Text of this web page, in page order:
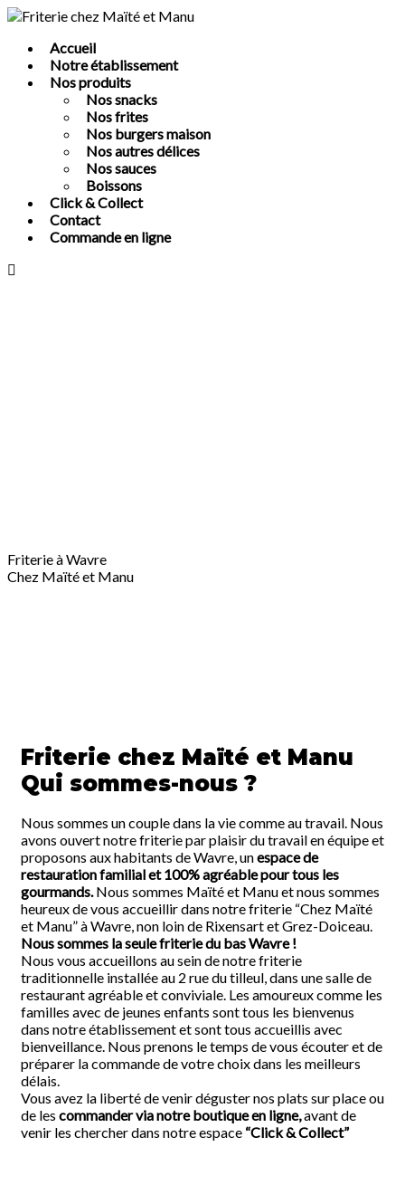
Accueil
Notre établissement
Nos produits
Nos snacks
Nos frites
Nos burgers maison
Nos autres délices
Nos sauces
Boissons
Click & Collect
Contact
Commande en ligne
Friterie à Wavre
Chez Maïté et Manu
Friterie chez Maïté et Manu
Qui sommes-nous ?
Nous sommes un couple dans la vie comme au travail. Nous
avons ouvert notre friterie par plaisir du travail en équipe et
proposons aux habitants de Wavre, unespace de
restauration familial et 100% agréable pour tous les
gourmands.Nous sommes Maïté et Manu et nous sommes
heureux de vous accueillir dans notre friterie “Chez Maïté
et Manu” à Wavre, non loin de Rixensart et Grez-Doiceau.
Nous sommes la seule friterie du bas Wavre !
Nous vous accueillons au sein de notre friterie
traditionnelle installée au 2 rue du tilleul, dans une salle de
restaurant agréable et conviviale. Les amoureux comme les
familles avec de jeunes enfants sont tous les bienvenus
dans notre établissement et sont tous accueillis avec
bienveillance. Nous prenons le temps de vous écouter et de
préparer la commande de votre choix dans les meilleurs
délais.
Vous avez la liberté de venir déguster nos plats sur place ou
de les commander via notre boutique en ligne,avant de
venir les chercher dans notre espace “Click & Collect”